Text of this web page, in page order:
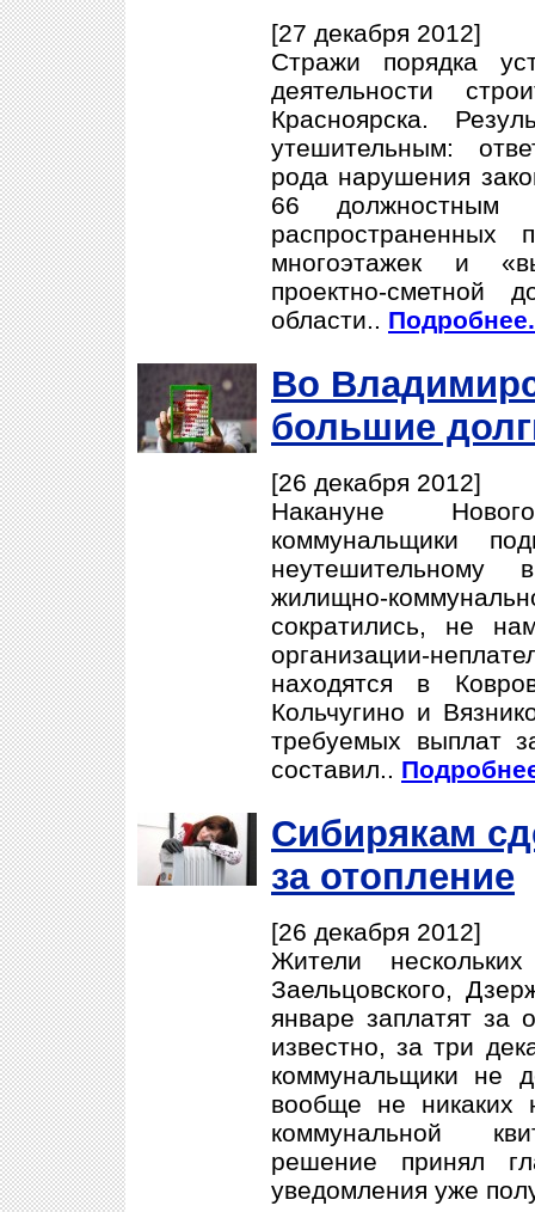
[27 декабря 2012]
Стражи порядка
деятельности
Красноярска.
утешительным:
рода нарушения
66
распространенных
многоэтажек и
проектно-сметной
области..
Во
большие
[26 декабря 2012]
Накануне
коммунальщики
жилищно-
сократились, не
организации-
находятся в
Кольчугино и
требуемых выплат
составил..
Сибирякам
за отопление
[26 декабря 2012]
Жители
Заельцовского,
январе заплатят за
известно, за три
коммунальщики не
вообще не никаких
коммунальной
решение принял
уведомления уже